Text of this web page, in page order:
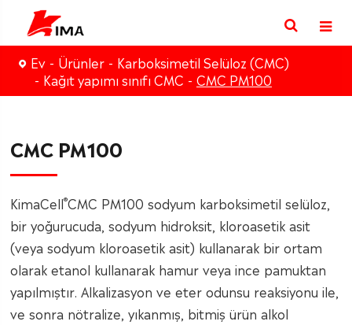
Ev Ürünler
Karboksimetil Selüloz (CMC)
Kağıt yapımı sınıfı CMC
CMC PM100
CMC PM100
KimaCell®CMC PM100 sodyum karboksimetil selüloz,
bir yoğurucuda, sodyum hidroksit, kloroasetik asit
(veya sodyum kloroasetik asit) kullanarak bir ortam
olarak etanol kullanarak hamur veya ince pamuktan
yapılmıştır. Alkalizasyon ve eter odunsu reaksiyonu ile,
ve sonra nötralize, yıkanmış, bitmiş ürün alkol